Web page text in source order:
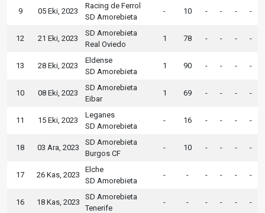
9 05 Eki, 2023
Racing de Ferrol
SD Amorebieta
- 10 - - - -
12 21 Eki, 2023
SD Amorebieta
Real Oviedo
1 78 - - - -
13 28 Eki, 2023
Eldense
SD Amorebieta
1 90 - - - -
10 08 Eki, 2023
SD Amorebieta
Eibar
1 69 - - - -
11 15 Eki, 2023
Leganes
SD Amorebieta
- 16 - - - -
18 03 Ara, 2023
SD Amorebieta
Burgos CF
- 10 - - - -
17 26 Kas, 2023
Elche
SD Amorebieta
- - - - - -
16 18 Kas, 2023
SD Amorebieta
Tenerife
- - - - - -